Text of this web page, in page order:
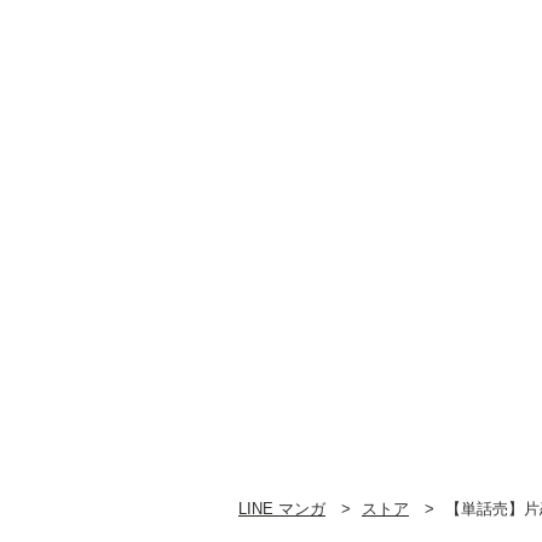
LINE マンガ ストア 【単話売】